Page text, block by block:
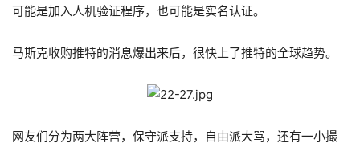
可能是加入人机验证程序，也可能是实名认证。
马斯克收购推特的消息爆出来后，很快上了推特的全球趋势。
网友们分为两大阵营，保守派支持，自由派大骂，还有一小撮